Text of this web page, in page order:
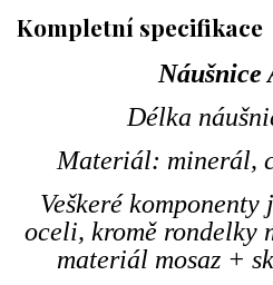
Kompletní specifikace
Náušnice
Délka
Materiál: minerál,
Veškeré
oceli, kromě rondelky
materiál mosaz +